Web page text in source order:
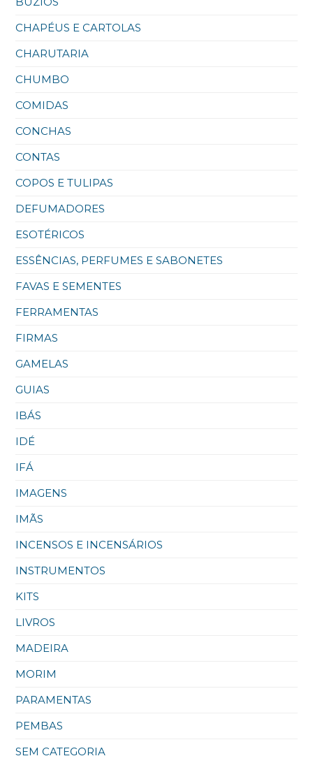
CHAPÉUS E CARTOLAS
CHARUTARIA
CHUMBO
COMIDAS
CONCHAS
CONTAS
COPOS E TULIPAS
DEFUMADORES
ESOTÉRICOS
ESSÊNCIAS, PERFUMES E SABONETES
FAVAS E SEMENTES
FERRAMENTAS
FIRMAS
GAMELAS
GUIAS
IBÁS
IDÉ
IFÁ
IMAGENS
IMÃS
INCENSOS E INCENSÁRIOS
INSTRUMENTOS
KITS
LIVROS
MADEIRA
MORIM
PARAMENTAS
PEMBAS
SEM CATEGORIA